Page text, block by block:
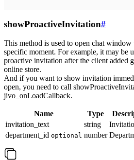
showProactiveInvitation#
This method is used to open chat
specific moment. For example, it may be
proactive invitation after the client added
online store.
And if you want to show invitation
open, you need to call
jivo_onLoadCallback.
Name Type
invitation_text
string
department_id optional number